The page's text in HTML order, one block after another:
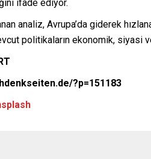
ifade ediyor.
analiz, Avrupa’da giderek
politikaların ekonomik, siyasi
?p=151183